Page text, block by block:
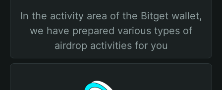
In the activity area of the Bitget wallet,
we have prepared various types of
airdrop activities for you